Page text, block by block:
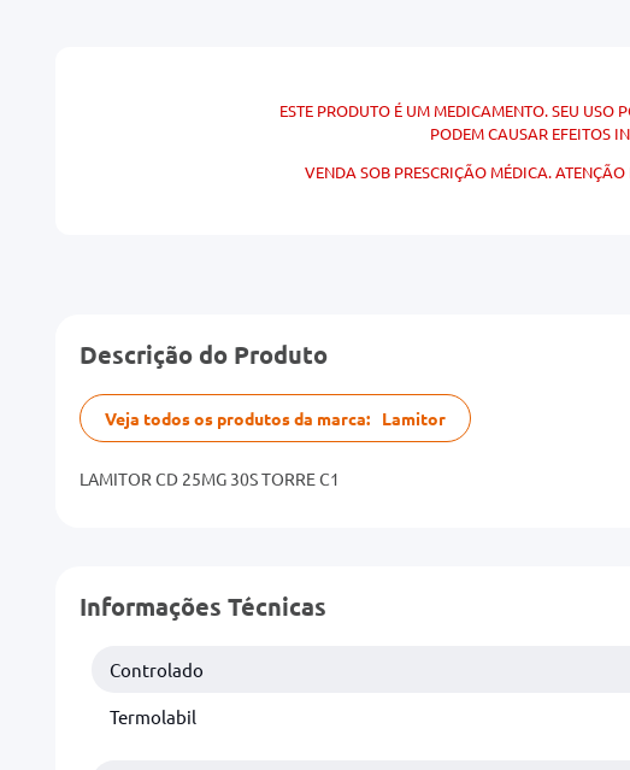
ESTE PRODUTO É UM MEDICAMENTO. SEU USO
PODEM CAUSAR EFEITOS
VENDA SOB PRESCRIÇÃO MÉDICA.
Descrição do Produto
Veja todos os produtos da marca: Lamitor
LAMITOR CD 25MG 30S TORRE C1
Informações Técnicas
Controlado
Termolabil